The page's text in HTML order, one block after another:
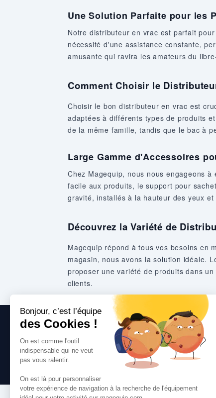
Une Solution Parfaite pour les
Notre distributeur en vrac est parfait
nécessité d'une assistance constante,
amusante qui ravira les amateurs du
Comment Choisir le
Choisir le bon distributeur en vrac est
adaptées à différents types de produits
de la même famille, tandis que le bac à
Large Gamme d'Accessoires
Chez Magequip, nous nous engageons
facile aux produits, le support pour
gravité, installés à la hauteur des yeux
Découvrez la Variété de
Magequip répond à tous vos besoins en
magasin, nous avons la solution idéale.
proposer une variété de produits dans
clients.
Nous sommes heureux de vous
Consultez nos questions fréquentes,
toute question que vous pourriez avoir.